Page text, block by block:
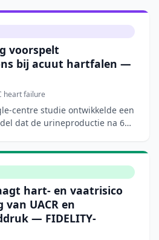
voorspelt
bij acuut hartfalen —
heart failure
centre studie ontwikkelde een
dat de urineproductie na 6
hart- en vaatrisico
UACR en
— FIDELITY-